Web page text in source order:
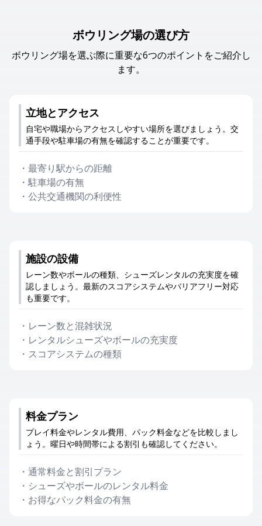
ボウリング場の選び方
ボウリング場を選ぶ際に重要な6つのポイントをご紹介し
ます。
立地とアクセス
自宅や職場からアクセスしやすい場所を選びましょう。交
通手段や駐車場の有無を確認することが重要です。
・ 最寄り駅からの距離
・駐車場の有無
・ 公共交通機関の利便性
施設の設備
レーン数やボールの種類、シューズレンタルの充実度を確
認しましょう。最新のスコアシステムやバリアフリー対応
も重要です。
・ レーン数と混雑状況
・ レンタルシューズやボールの充実度
・ スコアシステムの種類
料金プラン
プレイ料金やレンタル費用、パック料金などを比較しまし
ょう。曜日や時間帯による割引も確認してください。
・ 通常料金と割引プラン
・ シューズやボールのレンタル料金
・ お得なパック料金の有無